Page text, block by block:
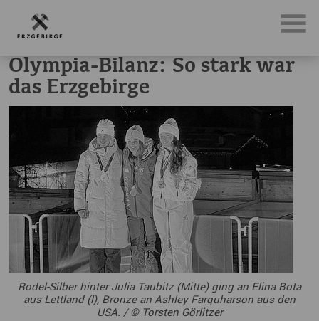
News, Neuigkeiten & Nachrichten aus dem Erzgebirge
Olympia-Bilanz: So stark war
das Erzgebirge
Rodel-Silber hinter Julia Taubitz (Mitte) ging an Elina Bota
aus Lettland (l), Bronze an Ashley Farquharson aus den
USA. / © Torsten Görlitzer